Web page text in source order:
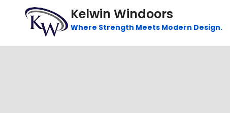
Kelwin Windoors
Where Strength Meets Modern Design.